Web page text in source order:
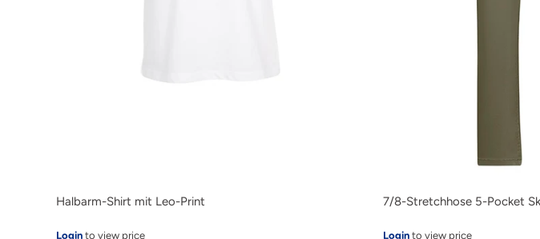
Halbarm-Shirt mit Leo-Print
Login to view price
7/8-Stretchhose 5-Pocket
Loginto view price